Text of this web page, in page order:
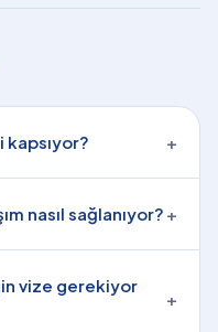
kapsıyor? +
nasıl sağlanıyor? +
vize gerekiyor
+